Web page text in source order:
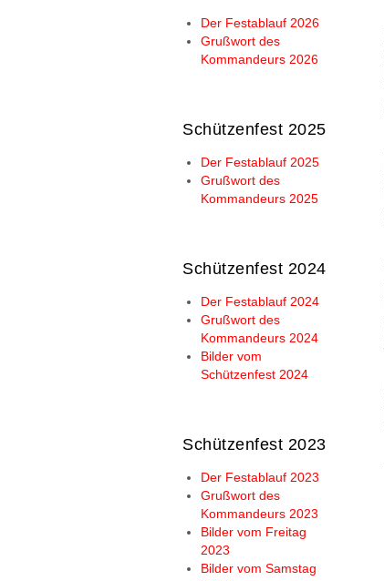
Der Festablauf 2026
Grußwort des
Kommandeurs 2026
Schützenfest 2025
Der Festablauf 2025
Grußwort des
Kommandeurs 2025
Schützenfest 2024
Der Festablauf 2024
Grußwort des
Kommandeurs 2024
Bilder vom
Schützenfest 2024
Schützenfest 2023
Der Festablauf 2023
Grußwort des
Kommandeurs 2023
Bilder vom Freitag
2023
Bilder vom Samstag